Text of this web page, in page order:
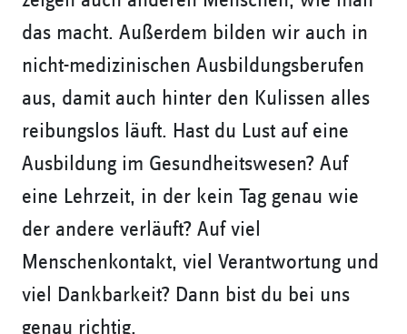
das macht. Außerdem bilden wir auch in
nicht-medizinischen Ausbildungsberufen
aus, damit auch hinter den Kulissen alles
reibungslos läuft. Hast du Lust auf eine
Ausbildung im Gesundheitswesen? Auf
eine Lehrzeit, in der kein Tag genau wie
der andere verläuft? Auf viel
Menschenkontakt, viel Verantwortung und
viel Dankbarkeit? Dann bist du bei uns
genau richtig.